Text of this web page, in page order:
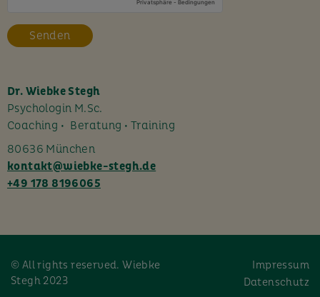
e
l
e
e
r
.
Dr. Wiebke Stegh
Psychologin M.Sc.
Coaching • Beratung • Training
80636 München
kontakt@wiebke-stegh.de
+49 178 8196065
Impressum
Datenschutz
© All rights reserved. Wiebke
Stegh 2023